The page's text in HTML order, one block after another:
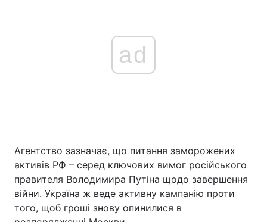
ad
Агентство зазначає, що питання заморожених
активів РФ – серед ключових вимог російського
правителя Володимира Путіна щодо завершення
війни. Україна ж веде активну кампанію проти
того, щоб гроші знову опинилися в